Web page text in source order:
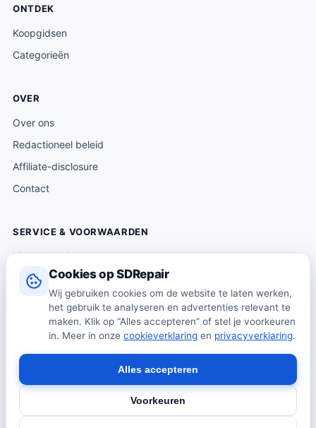
Cookies op SDRepair
Wij gebruiken cookies om de website te laten werken,
het gebruik te analyseren en advertenties relevant te
maken. Klik op “Alles accepteren” of stel je voorkeuren
in. Meer in onze cookieverklaring en privacyverklaring.
Voorkeuren
Alles accepteren
ONTDEK
Koopgidsen
Categorieën
OVER
Over ons
Redactioneel beleid
Affiliate-disclosure
Contact
SERVICE & VOORWAARDEN
Klantenservice
Verzending & levering
Retourneren
Algemene voorwaarden